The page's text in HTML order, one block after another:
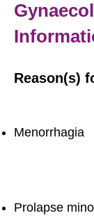
Reason(s)
Menorrhagia
Prolapse